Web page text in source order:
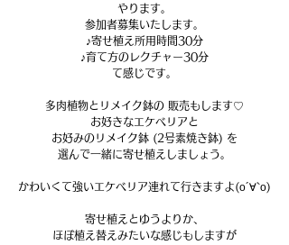
やります。
参加者募集いたします。
♪寄せ植え所用時間30分
♪育て方のレクチャー30分
て感じです。
多肉植物とリメイク鉢の 販売もします♡
お好きなエケベリアと
お好みのリメイク鉢 (2号素焼き鉢) を
選んで一緒に寄せ植えしましょう。
かわいくて強いエケベリア連れて行きますよ(о´∀`о)
寄せ植えとゆうよりか、
ほぼ植え替えみたいな感じもしますが